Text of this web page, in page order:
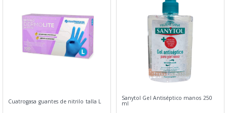
Cuatrogasa guantes de nitrilo talla L Sanytol Gel Antiséptico manos 250
ml